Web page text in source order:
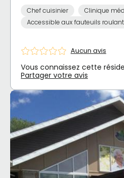
Chef cuisinier
Clinique
Accessible aux fauteuils
Aucun avis
Vous connaissez cette
Partager votre avis